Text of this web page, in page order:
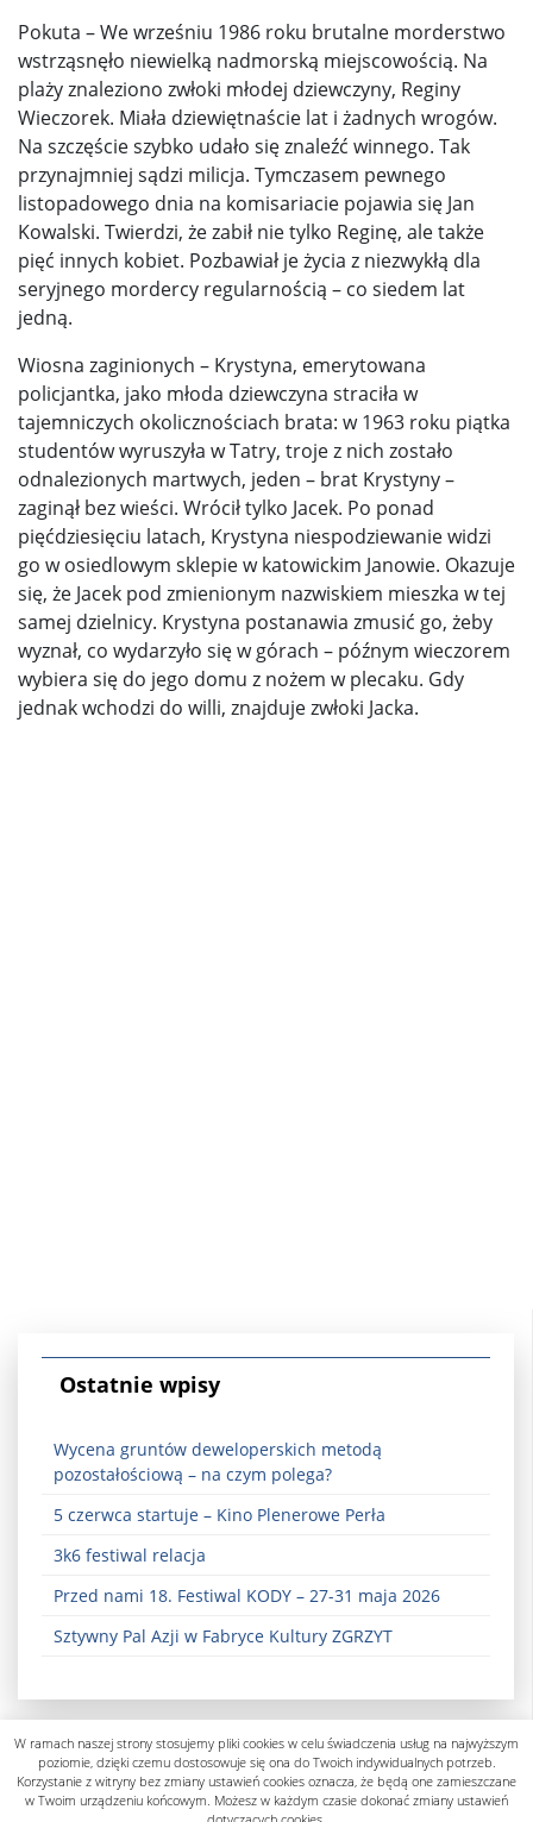
Pokuta – We wrześniu 1986 roku brutalne morderstwo
wstrząsnęło niewielką nadmorską miejscowością. Na
plaży znaleziono zwłoki młodej dziewczyny, Reginy
Wieczorek. Miała dziewiętnaście lat i żadnych wrogów.
Na szczęście szybko udało się znaleźć winnego. Tak
przynajmniej sądzi milicja. Tymczasem pewnego
listopadowego dnia na komisariacie pojawia się Jan
Kowalski. Twierdzi, że zabił nie tylko Reginę, ale także
pięć innych kobiet. Pozbawiał je życia z niezwykłą dla
seryjnego mordercy regularnością – co siedem lat
jedną.
Wiosna zaginionych – Krystyna, emerytowana
policjantka, jako młoda dziewczyna straciła w
tajemniczych okolicznościach brata: w 1963 roku piątka
studentów wyruszyła w Tatry, troje z nich zostało
odnalezionych martwych, jeden – brat Krystyny –
zaginął bez wieści. Wrócił tylko Jacek. Po ponad
pięćdziesięciu latach, Krystyna niespodziewanie widzi
go w osiedlowym sklepie w katowickim Janowie. Okazuje
się, że Jacek pod zmienionym nazwiskiem mieszka w tej
samej dzielnicy. Krystyna postanawia zmusić go, żeby
wyznał, co wydarzyło się w górach – późnym wieczorem
wybiera się do jego domu z nożem w plecaku. Gdy
jednak wchodzi do willi, znajduje zwłoki Jacka.
Ostatnie wpisy
Wycena gruntów deweloperskich metodą
pozostałościową – na czym polega?
5 czerwca startuje – Kino Plenerowe Perła
3k6 festiwal relacja
Przed nami 18. Festiwal KODY – 27-31 maja 2026
Sztywny Pal Azji w Fabryce Kultury ZGRZYT
W ramach naszej strony stosujemy pliki cookies w celu świadczenia usług na najwyższym
poziomie, dzięki czemu dostosowuje się ona do Twoich indywidualnych potrzeb.
Korzystanie z witryny bez zmiany ustawień cookies oznacza, że będą one zamieszczane
w Twoim urządzeniu końcowym. Możesz w każdym czasie dokonać zmiany ustawień